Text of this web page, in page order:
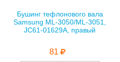
Бушинг тефлонового вала
Samsung ML-3050/ML-3051,
JC61-01629A, правый
81